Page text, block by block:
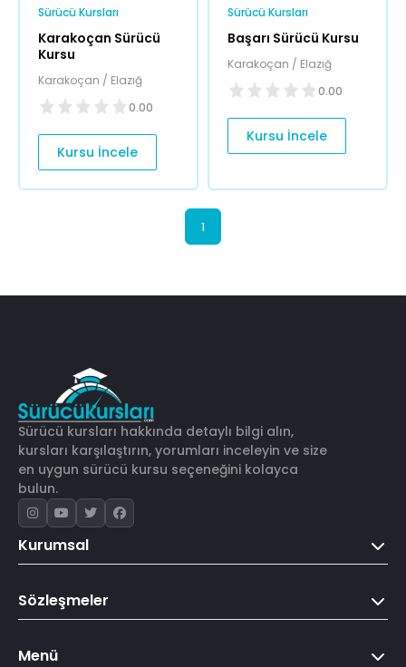
Sürücü Kursları
Karakoçan Sürücü
Kursu
Karakoçan / Elazığ
0.00
Kursu İncele
Sürücü Kursları
Başarı Sürücü Kursu
Karakoçan / Elazığ
0.00
Kursu İncele
1
Sürücü kursları hakkında detaylı bilgi alın,
kursları karşılaştırın, yorumları inceleyin ve size
en uygun sürücü kursu seçeneğini kolayca
bulun.
Kurumsal
Sözleşmeler
Menü